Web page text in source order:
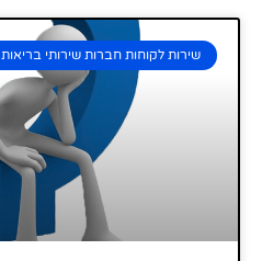
שירות לקוחות חברות שירותי בריאות